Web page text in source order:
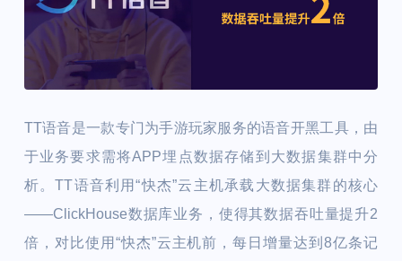
TT语音是一款专门为手游玩家服务的语音开黑工具，由
于业务要求需将APP埋点数据存储到大数据集群中分
析。TT语音利用“快杰”云主机承载大数据集群的核心
——ClickHouse数据库业务，使得其数据吞吐量提升2
倍，对比使用“快杰”云主机前，每日增量达到8亿条记